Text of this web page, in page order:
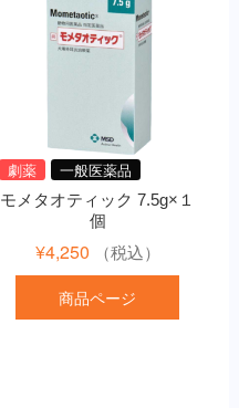
劇薬 一般医薬品
モメタオティック 7.5g×１
個
¥4,250 （税込）
商品ページ